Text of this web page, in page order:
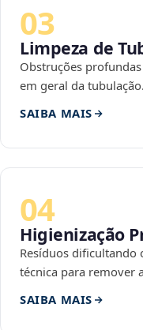
03
Limpeza de
Obstruções
em geral da tubulação.
SAIBA MAIS
04
Higienização
Resíduos dificultando
técnica para remover
SAIBA MAIS